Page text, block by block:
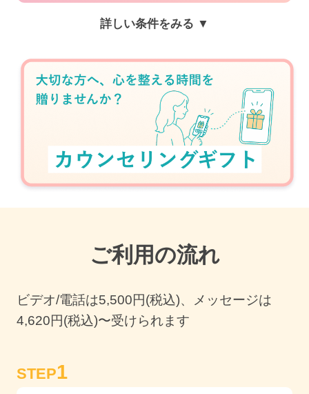
詳しい条件をみる ▼
ご利用の流れ
ビデオ/電話は5,500円(税込)、メッセージは
4,620円(税込)〜受けられます
STEP1